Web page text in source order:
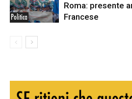
Politica
Roma: presente
Francese